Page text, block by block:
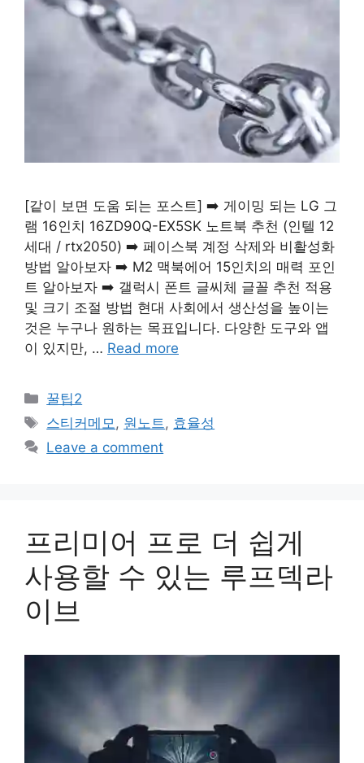
[같이 보면 도움 되는 포스트] ➡️ 게이밍 되는 LG 그
램 16인치 16ZD90Q-EX5SK 노트북 추천 (인텔 12
세대 / rtx2050) ➡️ 페이스북 계정 삭제와 비활성화
방법 알아보자 ➡️ M2 맥북에어 15인치의 매력 포인
트 알아보자 ➡️ 갤럭시 폰트 글씨체 글꼴 추천 적용
및 크기 조절 방법 현대 사회에서 생산성을 높이는
것은 누구나 원하는 목표입니다. 다양한 도구와 앱
이 있지만, … Read more
Categories
꿀팁2
Tags
스티커메모 , 원노트 , 효율성
Leave a comment
프리미어 프로 더 쉽게
사용할 수 있는 루프덱라
이브